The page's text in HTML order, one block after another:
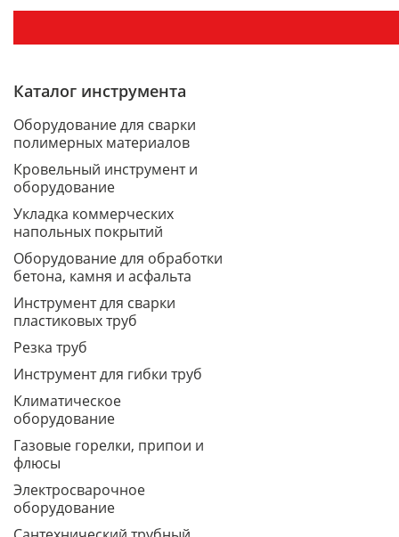
Каталог инструмента
Оборудование для сварки
полимерных материалов
Кровельный инструмент и
оборудование
Укладка коммерческих
напольных покрытий
Оборудование для обработки
бетона, камня и асфальта
Инструмент для сварки
пластиковых труб
Резка труб
Инструмент для гибки труб
Климатическое
оборудование
Газовые горелки, припои и
флюсы
Электросварочное
оборудование